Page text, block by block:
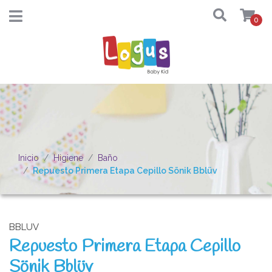
0
Inicio Higiene
Baño
Repuesto Primera Etapa Cepillo Sönik Bblüv
BBLUV
Repuesto Primera Etapa Cepillo